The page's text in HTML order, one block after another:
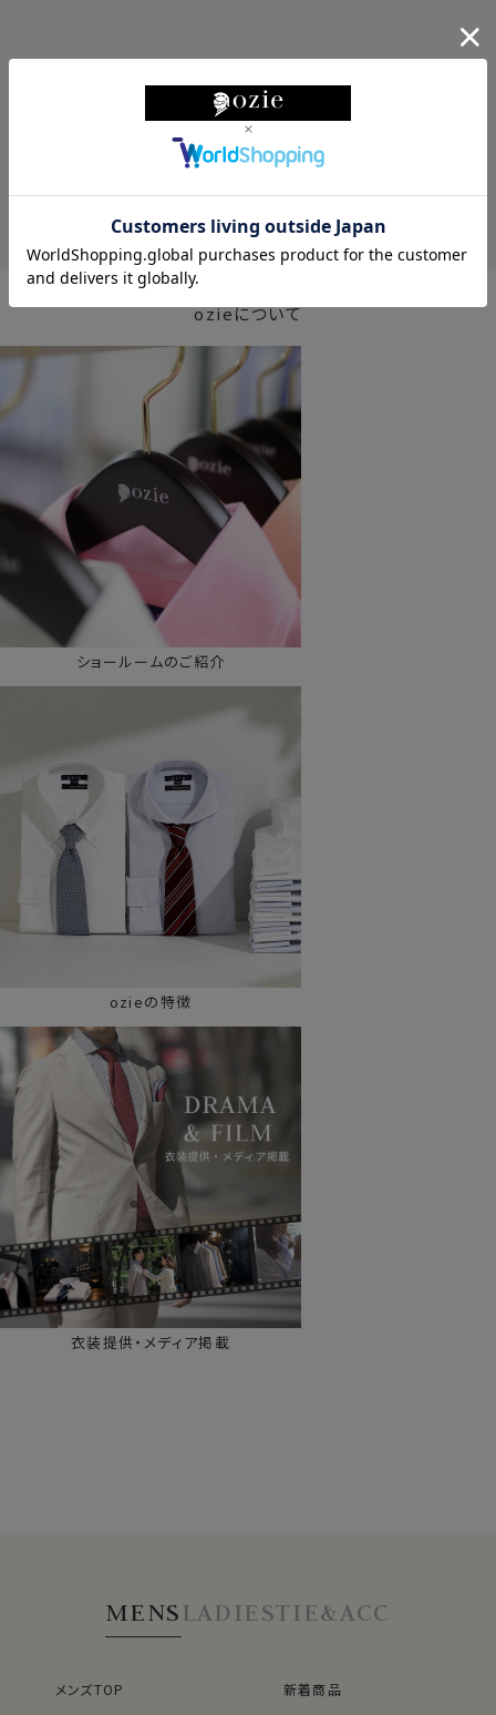
ABOUT ozie
ozieについて
ショールームのご紹介
ozieの特徴
衣装提供・メディア掲載
MENSLADIESTIE&ACC
メンズTOP
新着商品